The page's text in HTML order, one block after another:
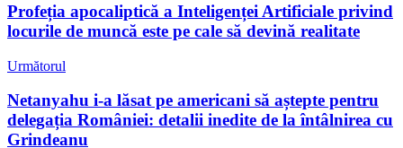
Profeția apocaliptică a Inteligenței Artificiale privind
locurile de muncă este pe cale să devină realitate
Următorul
Netanyahu i-a lăsat pe americani să aștepte pentru
delegația României: detalii inedite de la întâlnirea cu
Grindeanu